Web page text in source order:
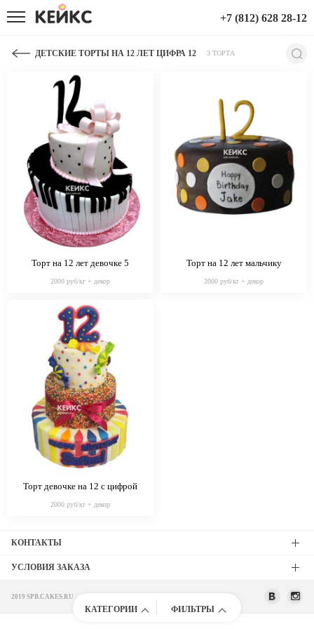
+7 (812) 628 28-12
ДЕТСКИЕ ТОРТЫ НА 12 ЛЕТ ЦИФРА 12 3 ТОРТА
КАТЕГОРИИ ФИЛЬТРЫ
Торт на 12 лет девочке 5
2000 руб/кг + декор
Торт на 12 лет мальчику
2000 руб/кг + декор
Торт девочке на 12 с цифрой
2000 руб/кг + декор
КОНТАКТЫ
УСЛОВИЯ ЗАКАЗА
2019 SPB.CAKES.RU